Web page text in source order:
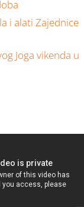
i alati Zajednice
Joga vikenda u